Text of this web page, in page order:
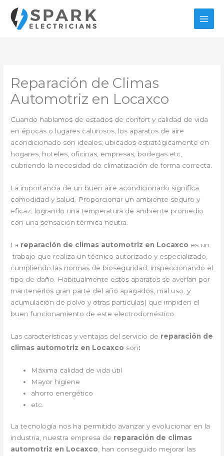
contenido
Reparación de Climas
Automotriz en Locaxco
Cuando hablamos de estados de confort y calidad de vida
en épocas o lugares calurosos, los aparatos de aire
acondicionado son ideales; ubicados estratégicamente en
hogares, hoteles, oficinas, empresas, bodegas etc,
cubriendo la necesidad de climatización de forma correcta.
La importancia de un buen aire acondicionado significa
comodidad y salud. Proporcionar un ambiente seguro y
eficaz, logrando una temperatura de ambiente promedio
con una sensación térmica neutra.
La reparación de climas automotriz en Locaxco es un
trabajo que realiza un técnico autorizado y especializado,
cumpliendo las normas de bioseguridad, inspeccionando el
tipo de daño. Habitualmente estos aparatos se averían por
mantenerlos gran parte del año apagados, mal uso, y
acumulación de polvo y otras partículas| que impiden el
buen funcionamiento de este electrodoméstico.
Las características y ventajas del servicio de reparación de
climas automotriz en Locaxco son:
Máxima calidad de vida útil
Mayor higiene
ahorro energético
etc.
La tecnología nos ha permitido avanzar y evolucionar en la
industria, nuestra empresa de reparación de climas
automotriz en Locaxco, han conseguido mejorar las